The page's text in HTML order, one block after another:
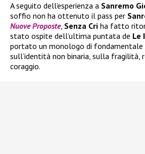
A seguito dell’esperienza a Sanremo
soffio non ha ottenuto il pass per
Nuove Proposte, Senza Cri ha fatto
stato ospite dell’ultima puntata de Le
portato un monologo di fondamentale
sull’identità non binaria, sulla fragilità,
coraggio.